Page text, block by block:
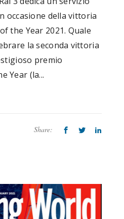
occasione della vittoria
the Year 2021. Quale
la seconda vittoria
premio
Year (la...
Share: